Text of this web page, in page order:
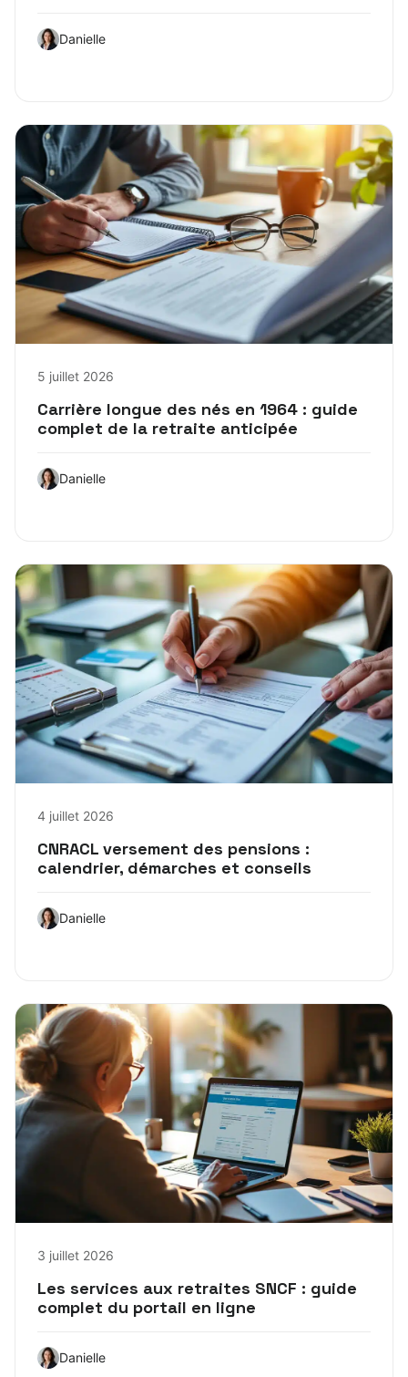
Danielle
5 juillet 2026
Carrière longue des nés en 1964 : guide
complet de la retraite anticipée
Danielle
4 juillet 2026
CNRACL versement des pensions :
calendrier, démarches et conseils
Danielle
3 juillet 2026
Les services aux retraites SNCF : guide
complet du portail en ligne
Danielle